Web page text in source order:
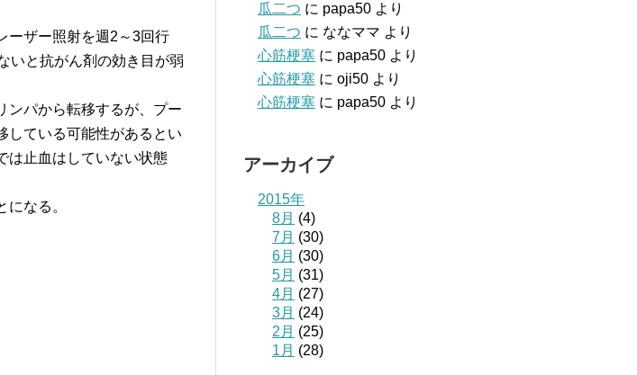
ーザー照射を週2～3回行
いと抗がん剤の効き目が弱
ンパから転移するが、プー
している可能性があるとい
は止血はしていない状態
なる。
瓜二つ に papa50 より
瓜二つ に ななママ より
心筋梗塞 に papa50 より
心筋梗塞 に oji50 より
心筋梗塞 に papa50 より
アーカイブ
2015年
8月 (4)
7月 (30)
6月 (30)
5月 (31)
4月 (27)
3月 (24)
2月 (25)
1月 (28)